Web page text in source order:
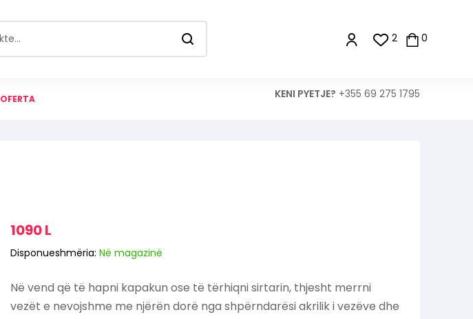
2 0
OFERTA KENI PYETJE? +355 69 275 1795
1090L
Disponueshmëria: Në magazinë
Në vend që të hapni kapakun ose të tërhiqni sirtarin, thjesht merrni
vezët e nevojshme me njërën dorë nga shpërndarësi akrilik i vezëve dhe